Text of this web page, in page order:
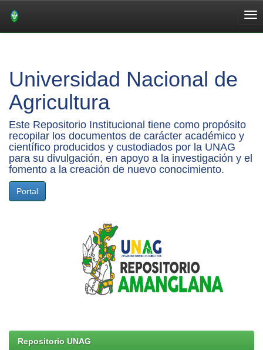
Universidad Nacional de
Agricultura
Este Repositorio Institucional tiene como propósito
recopilar los documentos de carácter académico y
científico producidos y custodiados por la UNAG
para su divulgación, en apoyo a la investigación y el
fomento a la creación de nuevo conocimiento.
Portal
Repositorio UNAG